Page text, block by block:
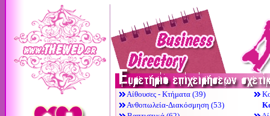
Αίθουσες - Κτήματα (39)
Ανθοπωλεία-Διακόσμηση (53)